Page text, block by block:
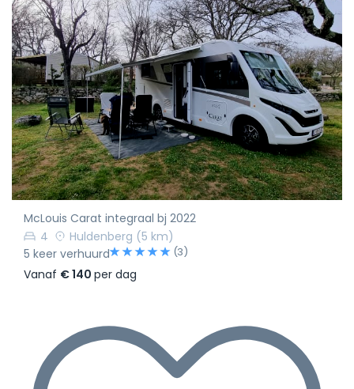
McLouis Carat integraal bj 2022
4
Huldenberg (5 km)
5 keer verhuurd
(3)
Vanaf € 140 per dag